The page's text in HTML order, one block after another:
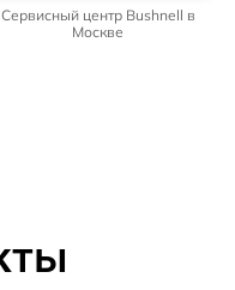
Сервисный центр Bushnell в
Москве